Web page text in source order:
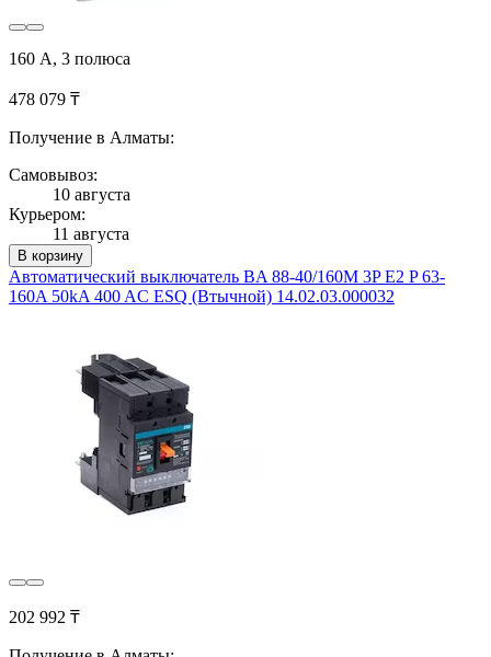
160 А, 3 полюса
478 079 ₸
Получение в Алматы:
Самовывоз:
10 августа
Курьером:
11 августа
В корзину
Автоматический выключатель BA 88-40/160M 3P E2 P 63-
160A 50kA 400 AC ESQ (Втычной) 14.02.03.000032
202 992 ₸